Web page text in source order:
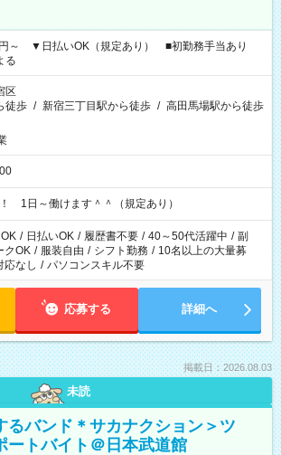
～ ▼日払いOK（規定あり） ■初勤務手当あり
る
区
徒歩 / 新宿三丁目駅から徒歩 / 高田馬場駅から徒歩
1日～働けます＾＾（規定あり）
/ 日払いOK / 履歴書不要 / 40～50代活躍中 / 副
クOK / 服装自由 / シフト勤務 / 10名以上の大量募
応なし / パソコンスキル不要
応募する 詳細へ
掲載日：2026.08.03
未読
るバンド＊サカナクション＞ツ
ートバイト＠日本武道館